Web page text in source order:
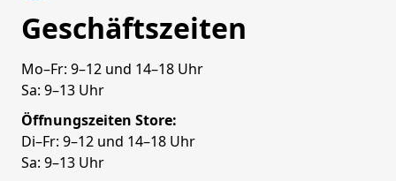
Geschäftszeiten
Mo–Fr: 9–12 und 14–18 Uhr
Sa: 9–13 Uhr
Öffnungszeiten Store:
Di–Fr: 9–12 und 14–18 Uhr
Sa: 9–13 Uhr